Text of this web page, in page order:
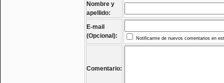
Nombre y
apellido:
E-mail
(Opcional):
Notificarme de nuevos comentarios en
Comentario: